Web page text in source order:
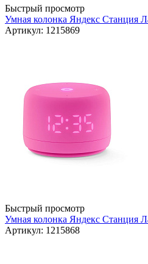
Быстрый просмотр
Умная колонка Яндекс Станция
Артикул: 1215869
Быстрый просмотр
Умная колонка Яндекс Станция
Артикул: 1215868